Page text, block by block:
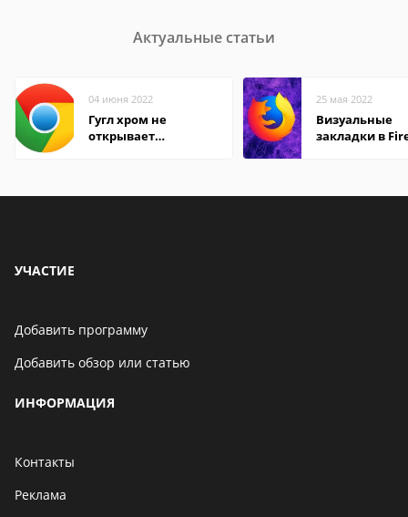
Актуальные статьи
04 июня 2022
Гугл хром не
открывает
25 мая 2022
Визуальные
закладки в
УЧАСТИЕ
Добавить программу
Добавить обзор или статью
ИНФОРМАЦИЯ
Контакты
Реклама